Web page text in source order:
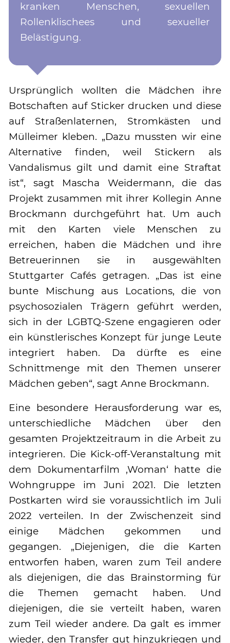
kranken Menschen, sexuellen
Rollenklischees und sexueller
Belästigung.
Ursprünglich wollten die Mädchen ihre
Botschaften auf Sticker drucken und diese
auf Straßenlaternen, Stromkästen und
Mülleimer kleben. „Dazu mussten wir eine
Alternative finden, weil Stickern als
Vandalismus gilt und damit eine Straftat
ist“, sagt Mascha Weidermann, die das
Projekt zusammen mit ihrer Kollegin Anne
Brockmann durchgeführt hat. Um auch
mit den Karten viele Menschen zu
erreichen, haben die Mädchen und ihre
Betreuerinnen sie in ausgewählten
Stuttgarter Cafés getragen. „Das ist eine
bunte Mischung aus Locations, die von
psychosozialen Trägern geführt werden,
sich in der LGBTQ-Szene engagieren oder
ein künstlerisches Konzept für junge Leute
integriert haben. Da dürfte es eine
Schnittmenge mit den Themen unserer
Mädchen geben“, sagt Anne Brockmann.
Eine besondere Herausforderung war es,
unterschiedliche Mädchen über den
gesamten Projektzeitraum in die Arbeit zu
integrieren. Die Kick-off-Veranstaltung mit
dem Dokumentarfilm ,Woman‘ hatte die
Wohngruppe im Juni 2021. Die letzten
Postkarten wird sie voraussichtlich im Juli
2022 verteilen. In der Zwischenzeit sind
einige Mädchen gekommen und
gegangen. „Diejenigen, die die Karten
entworfen haben, waren zum Teil andere
als diejenigen, die das Brainstorming für
die Themen gemacht haben. Und
diejenigen, die sie verteilt haben, waren
zum Teil wieder andere. Da galt es immer
wieder, den Transfer gut hinzukriegen und